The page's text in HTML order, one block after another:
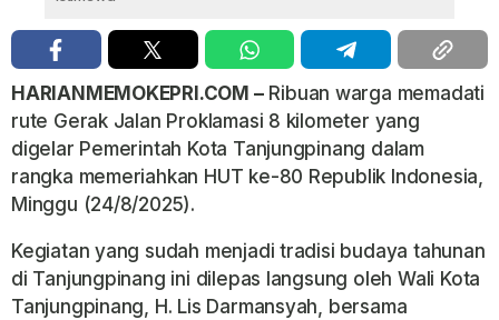
HARIANMEMOKEPRI.COM –Ribuan warga memadati
rute Gerak Jalan Proklamasi 8 kilometer yang
digelar Pemerintah Kota Tanjungpinang dalam
rangka memeriahkan HUT ke-80 Republik Indonesia,
Minggu (24/8/2025).
Kegiatan yang sudah menjadi tradisi budaya tahunan
di Tanjungpinang ini dilepas langsung oleh Wali Kota
Tanjungpinang, H. Lis Darmansyah, bersama